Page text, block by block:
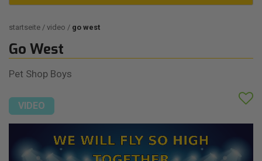
startseite video go west
Go West
Pet Shop Boys
VIDEO